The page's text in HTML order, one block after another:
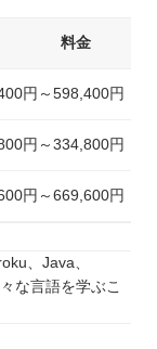
料金
円～598,400円（
円～334,800円（
円～669,600円（
、Java、
な言語を学ぶこ